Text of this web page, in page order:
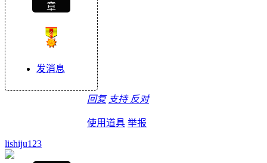
章
发消息
回复 支持 反对
使用道具 举报
lishiju123